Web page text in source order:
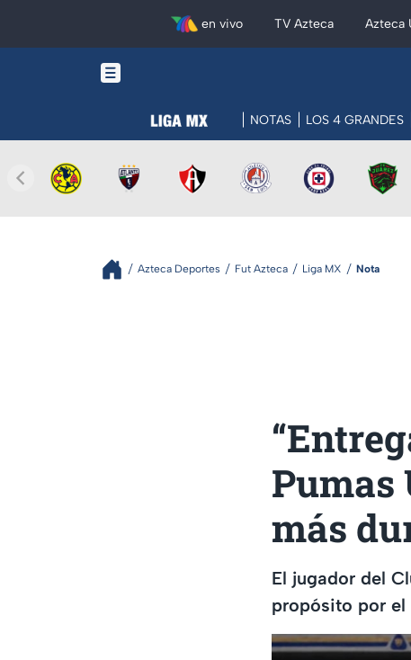
en vivo TV Azteca Azteca
NOTAS LOS 4 GRANDES
Azteca Deportes Fut Azteca Liga MX Nota
Pumas
más
El jugador del
propósito por el